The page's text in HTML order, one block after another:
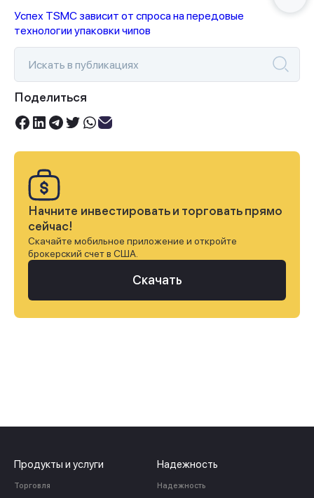
Успех TSMC зависит от спроса на передовые
технологии упаковки чипов
Поделиться
Начните инвестировать и торговать прямо
сейчас!
Скачайте мобильное приложение и откройте
брокерский счет в США.
Скачать
Продукты и услуги
Торговля
Надежность
Надежность